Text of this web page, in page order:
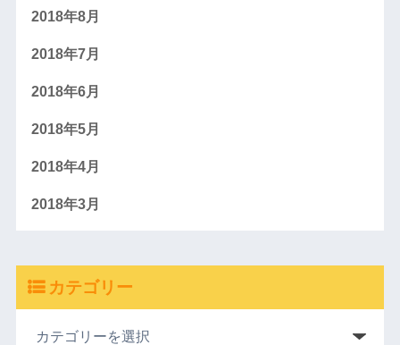
2018年8月
2018年7月
2018年6月
2018年5月
2018年4月
2018年3月
カテゴリー